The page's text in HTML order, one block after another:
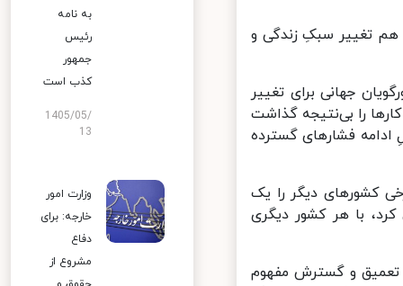
تغییر سبکِ زندگی و
جهانی برای تغییر
را بی‌نتیجه گذاشت
فشارهای گسترده
کشورهای دیگر را یک
با هر کشور دیگری
تعمیق و گسترش مفهوم
به نامه
رئیس
جمهور
کذب است
1405/05/
13
وزارت امور
خارجه: برای
دفاع
مشروع از